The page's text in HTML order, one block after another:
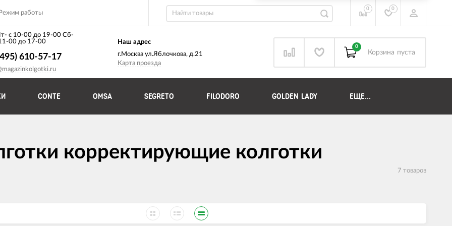
работы
0 0
с 10-00 до 19-00 Сб-
00 до 17-00
610-57-17
Наш адрес
г.Москва ул.Яблочкова, д.21
Карта проезда
0
Корзина пуста
CONTE OMSA SEGRETO FILODORO GOLDEN LADY ЕЩЕ...
корректирующие колготки
7 товаров